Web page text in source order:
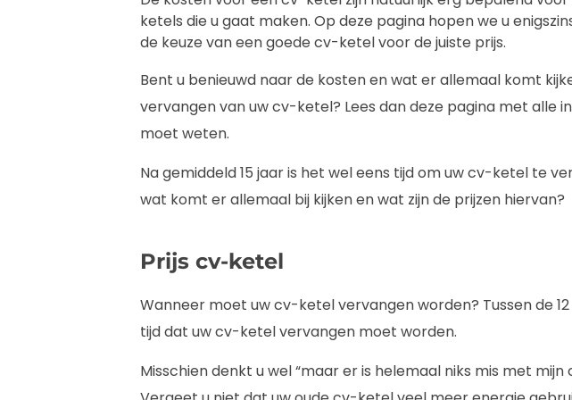
ketels die u gaat maken. Op deze pagina hopen we u
de keuze van een goede cv-ketel voor de juiste prijs.
Bent u benieuwd naar de kosten en wat er allemaal komt
vervangen van uw cv-ketel? Lees dan deze pagina met alle
moet weten.
Na gemiddeld 15 jaar is het wel eens tijd om uw cv-ketel te
wat komt er allemaal bij kijken en wat zijn de prijzen hiervan?
Prijs cv-ketel
Wanneer moet uw cv-ketel vervangen worden? Tussen de 12
tijd dat uw cv-ketel vervangen moet worden.
Misschien denkt u wel “maar er is helemaal niks mis met mijn